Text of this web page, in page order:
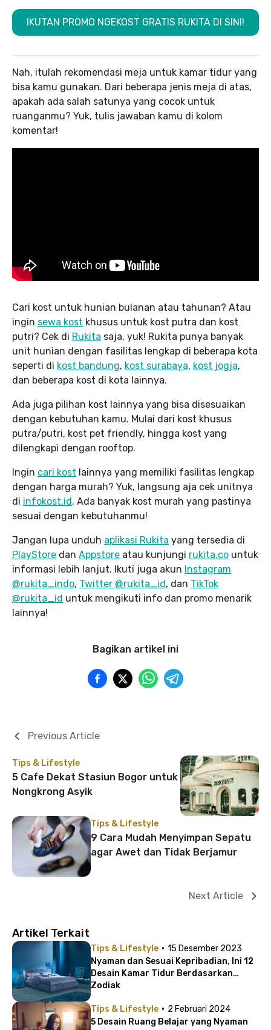
IKUTAN PROMO NGEKOST GRATIS RUKITA DI SINI!
Nah, itulah rekomendasi meja untuk kamar tidur yang
bisa kamu gunakan. Dari beberapa jenis meja di atas,
apakah ada salah satunya yang cocok untuk
ruanganmu? Yuk, tulis jawaban kamu di kolom
komentar!
Cari kost untuk hunian bulanan atau tahunan? Atau
ingin sewa kost khusus untuk kost putra dan kost
putri? Cek di Rukita saja, yuk! Rukita punya banyak
unit hunian dengan fasilitas lengkap di beberapa kota
seperti di kost bandung, kost surabaya, kost jogja,
dan beberapa kost di kota lainnya.
Ada juga pilihan kost lainnya yang bisa disesuaikan
dengan kebutuhan kamu. Mulai dari kost khusus
putra/putri, kost pet friendly, hingga kost yang
dilengkapi dengan rooftop.
Ingin cari kost lainnya yang memiliki fasilitas lengkap
dengan harga murah? Yuk, langsung aja cek unitnya
di infokost.id. Ada banyak kost murah yang pastinya
sesuai dengan kebutuhanmu!
Jangan lupa unduh aplikasi Rukita yang tersedia di
PlayStore dan Appstore atau kunjungi rukita.co untuk
informasi lebih lanjut. Ikuti juga akun Instagram
@rukita_indo, Twitter @rukita_id, dan TikTok
@rukita_id untuk mengikuti info dan promo menarik
lainnya!
Bagikan artikel ini
Tips & Lifestyle
5 Cafe Dekat Stasiun Bogor untuk
Nongkrong Asyik
Previous Article
Tips & Lifestyle
9 Cara Mudah Menyimpan Sepatu
agar Awet dan Tidak Berjamur
Next Article
Artikel Terkait
Tips & Lifestyle · 15 Desember 2023
Nyaman dan Sesuai Kepribadian, Ini 12
Desain Kamar Tidur Berdasarkan
Zodiak
Tips & Lifestyle · 2 Februari 2024
5 Desain Ruang Belajar yang Nyaman